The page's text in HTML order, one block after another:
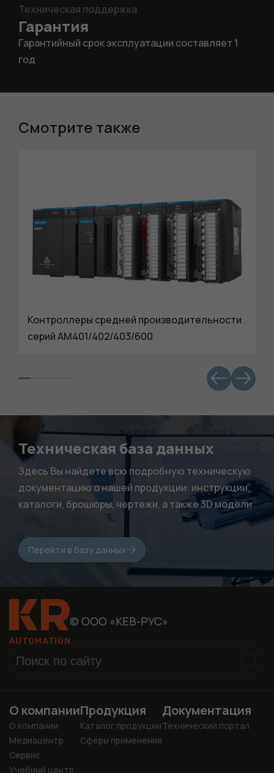
Техническая поддержка
Гарантия
Гарантийный срок эксплуатации составляет 1
год
Смотрите также
Контроллеры средней производительности
серий AM401/402/403/600
Техническая база данных
Здесь Вы найдете всю подробную техническую
документацию о нашей продукции: инструкции,
каталоги, брошюры, чертежи, а также 3D модели
Перейти в базу данных
© ООО «КЕВ-РУС»
О компании
О компании
Медиацентр
Сервис
Учебный центр
Продукция
Каталог продукции
Сферы применения
Документация
Технический портал